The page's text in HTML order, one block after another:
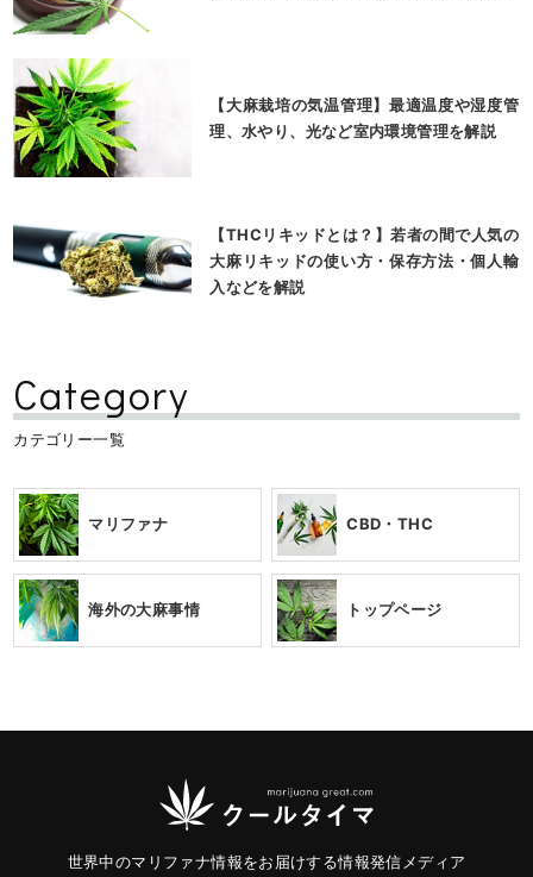
【大麻栽培の気温管理】最適温度や湿度管
理、水やり、光など室内環境管理を解説
【THCリキッドとは？】若者の間で人気の
大麻リキッドの使い方・保存方法・個人輸
入などを解説
Category
カテゴリー一覧
マリファナ CBD・THC
海外の大麻事情 トップページ
世界中のマリファナ情報をお届けする情報発信メディア